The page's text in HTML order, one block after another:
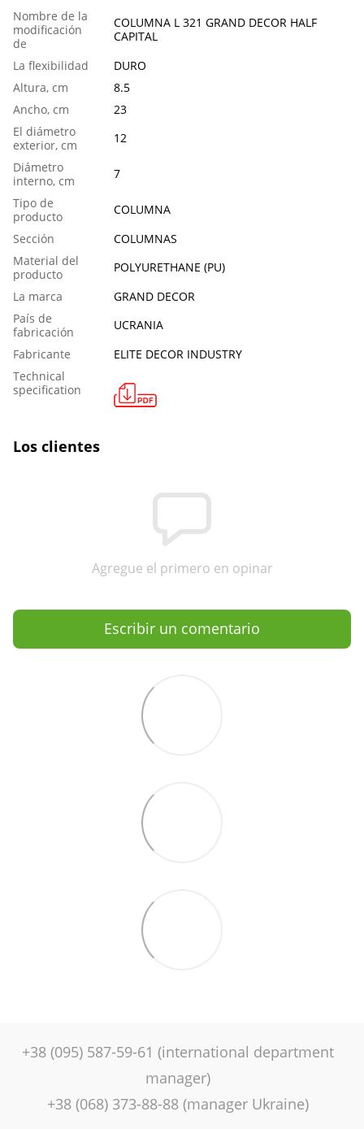
Nombre de la
modificación
de
COLUMNA L 321 GRAND DECOR HALF
CAPITAL
La flexibilidad
DURO
Аltura, cm
8.5
Ancho, cm
23
El diámetro
exterior, cm
12
Diámetro
interno, cm
7
Tipo de
producto
COLUMNA
Sección
COLUMNAS
Material del
producto
POLYURETHANE (PU)
La marca
GRAND DECOR
País de
fabricación
UCRANIA
Fabricante
ELITE DECOR INDUSTRY
Technical
specification
Los clientes
Agregue el primero en opinar
Escribir un comentario
+38 (095) 587-59-61 (international department
manager)
+38 (068) 373-88-88 (manager Ukraine)